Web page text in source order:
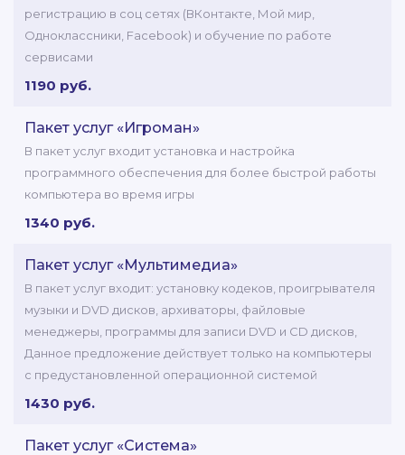
регистрацию в соц сетях (ВКонтакте, Мой мир,
Одноклассники, Facebook) и обучение по работе
сервисами
1190 руб.
Пакет услуг «Игроман»
В пакет услуг входит установка и настройка
программного обеспечения для более быстрой работы
компьютера во время игры
1340 руб.
Пакет услуг «Мультимедиа»
В пакет услуг входит: установку кодеков, проигрывателя
музыки и DVD дисков, архиваторы, файловые
менеджеры, программы для записи DVD и CD дисков,
Данное предложение действует только на компьютеры
с предустановленной операционной системой
1430 руб.
Пакет услуг «Система»